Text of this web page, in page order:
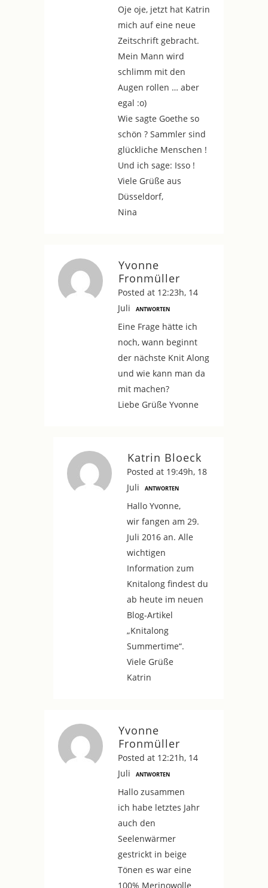
Oje oje, jetzt hat Katrin
mich auf eine neue
Zeitschrift gebracht.
Mein Mann wird
schlimm mit den
Augen rollen … aber
egal :o)
Wie sagte Goethe so
schön ? Sammler sind
glückliche Menschen !
Und ich sage: Isso !
Viele Grüße aus
Düsseldorf,
Nina
Yvonne
Fronmüller
Posted at 12:23h, 14
Juli
ANTWORTEN
Eine Frage hätte ich
noch, wann beginnt
der nächste Knit Along
und wie kann man da
mit machen?
Liebe Grüße Yvonne
Katrin Bloeck
Posted at 19:49h, 18
Juli
ANTWORTEN
Hallo Yvonne,
wir fangen am 29.
Juli 2016 an. Alle
wichtigen
Information zum
Knitalong findest du
ab heute im neuen
Blog-Artikel
„Knitalong
Summertime“.
Viele Grüße
Katrin
Yvonne
Fronmüller
Posted at 12:21h, 14
Juli
ANTWORTEN
Hallo zusammen
ich habe letztes Jahr
auch den
Seelenwärmer
gestrickt in beige
Tönen es war eine
100% Merinowolle